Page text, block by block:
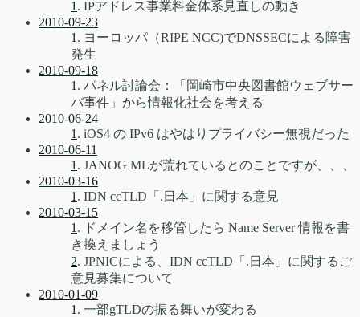
1 . IPアドレス事業料金体系見直しの動き
2010-09-23
1 . ヨーロッパ（RIPE NCC)でDNSSECによる障害
発生
2010-09-18
1 . パネル討論会：「岡崎市中央図書館ウェブサー
バ事件」から情報化社会を考える
2010-06-24
1 . iOS4 の IPv6 はやはりプライバシー無視だった
2010-06-11
1 . JANOG MLが荒れているとのことですが、、、
2010-03-16
1 . IDN ccTLD「.日本」に関する意見
2010-03-15
1 . ドメイン名を移管したら Name Server 情報を書
き換えましょう
2. JPNICによる、IDN ccTLD「.日本」に関するご
意見募集について
2010-01-09
1 . 一部gTLDの振る舞いが変わる